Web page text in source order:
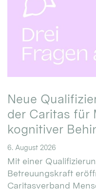
Neue
der Caritas für
kognitiver
6. August 2026
Mit einer
Betreuungskraft
Caritasverband